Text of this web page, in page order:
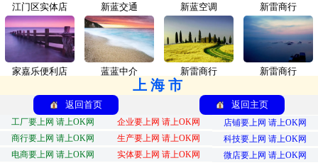
江门区实体店 新蓝交通
家嘉乐便利店 蓝蓝中介
新蓝空调 新雷商行
新雷商行 新雷商行
上海市
返回首页 返回主页
工厂要上网 请上OK网 企业要上网 请上OK网
店铺要上网 请上OK网
商行要上网 请上OK网
生产要上网 请上OK网
科技要上网 请上OK网
电商要上网 请上OK网
实体要上网 请上OK网 微店要上网 请上OK网